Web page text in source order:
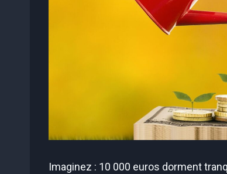
Imaginez : 10 000 euros dorment